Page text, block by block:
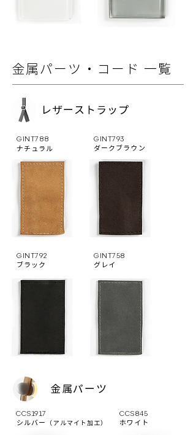
⾦属パーツ‧コード ⼀覧
レザーストラップ
GINT788
ナチュラル
GINT793
ダークブラウン
GINT792
ブラック
GINT758
グレイ
金属パーツ
CCS1917
シルバー （アルマイト加工）
CCS845
ホワイト